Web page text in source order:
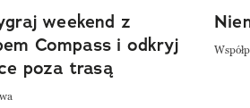
weekend z
Compass i odkryj
poza trasą